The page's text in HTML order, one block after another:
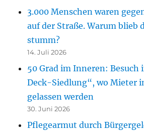
3.000 Menschen waren
auf der Straße. Warum blieb
stumm?
14. Juli 2026
50 Grad im Inneren: Besuch
Deck-Siedlung“, wo Mieter
gelassen werden
30. Juni 2026
Pflegearmut durch